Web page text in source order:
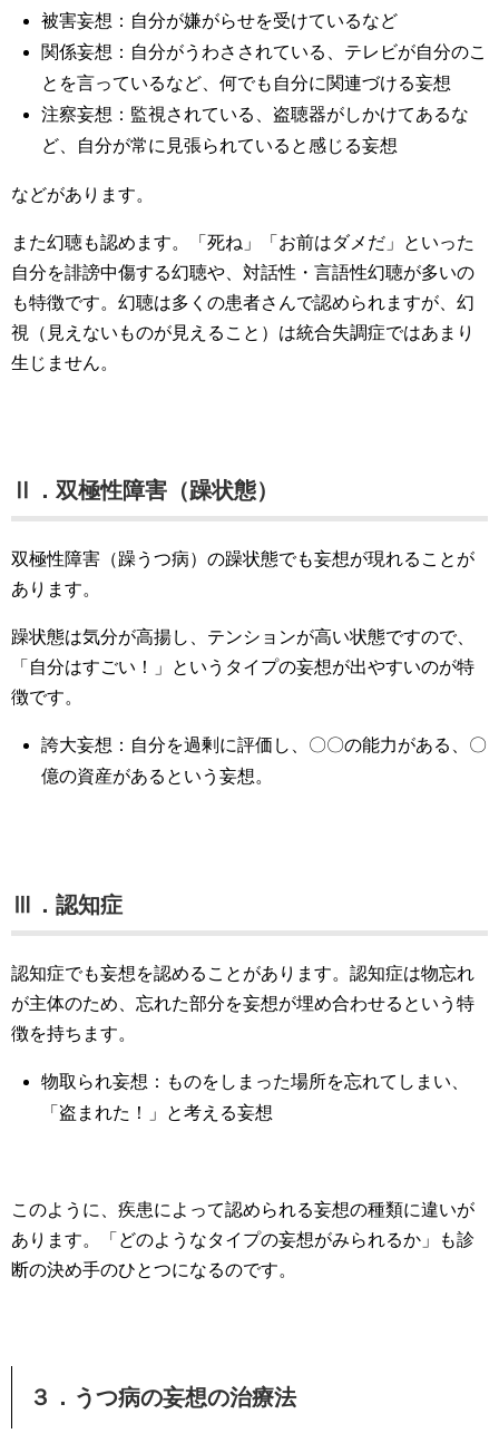
被害妄想：自分が嫌がらせを受けているなど
関係妄想：自分がうわさされている、テレビが自分のこ
とを言っているなど、何でも自分に関連づける妄想
注察妄想：監視されている、盗聴器がしかけてあるな
ど、自分が常に見張られていると感じる妄想
などがあります。
また幻聴も認めます。「死ね」「お前はダメだ」といった
自分を誹謗中傷する幻聴や、対話性・言語性幻聴が多いの
も特徴です。幻聴は多くの患者さんで認められますが、幻
視（見えないものが見えること）は統合失調症ではあまり
生じません。
Ⅱ．双極性障害（躁状態）
双極性障害（躁うつ病）の躁状態でも妄想が現れることが
あります。
躁状態は気分が高揚し、テンションが高い状態ですので、
「自分はすごい！」というタイプの妄想が出やすいのが特
徴です。
誇大妄想：自分を過剰に評価し、〇〇の能力がある、〇
億の資産があるという妄想。
Ⅲ．認知症
認知症でも妄想を認めることがあります。認知症は物忘れ
が主体のため、忘れた部分を妄想が埋め合わせるという特
徴を持ちます。
物取られ妄想：ものをしまった場所を忘れてしまい、
「盗まれた！」と考える妄想
このように、疾患によって認められる妄想の種類に違いが
あります。「どのようなタイプの妄想がみられるか」も診
断の決め手のひとつになるのです。
３．うつ病の妄想の治療法